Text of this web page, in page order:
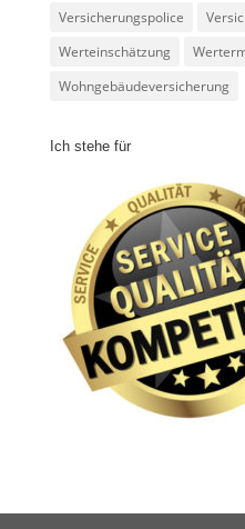
Versicherungspolice
Werteinschätzung
Wohngebäudeversicherung
Ich stehe für